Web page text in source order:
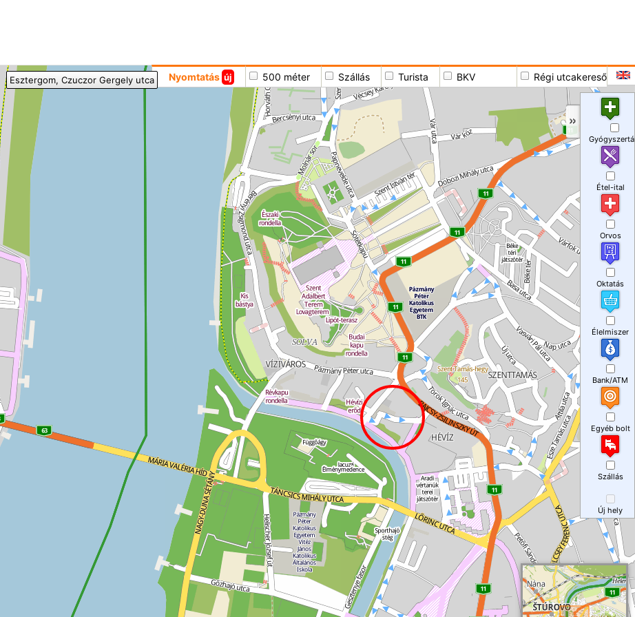
Nyomtatás új 500 méter Szállás Turista BKV Régi utcakereső
Esztergom, Czuczor Gergely utca
Étel-ital
Orvos
Oktatás
Élelmiszer
Bank/ATM
Egyéb bolt
Szállás
Új hely